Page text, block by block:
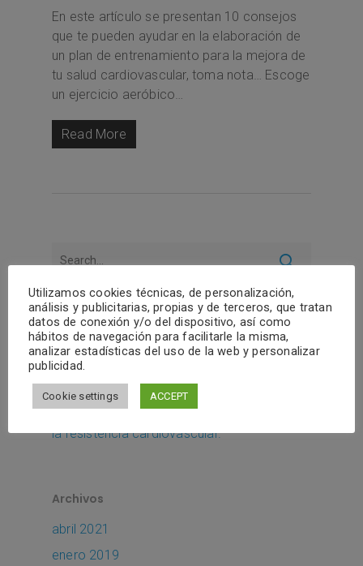
En este artículo se presentan 10 consejos
que te pueden ayudar en la elaboración de
un plan de entrenamiento para la mejora de
tu salud cardiovascular, toma nota… Escoge
un ejercicio aeróbico…
Read More
Entradas recientes
Por ti, por los tuyos, por Cardona, ¡di que sí!
Retomamos el Healthy Communities
El decálogo para un buen entrenamiento de
la resistencia cardiovascular.
Archivos
abril 2021
enero 2019
Utilizamos cookies técnicas, de personalización,
análisis y publicitarias, propias y de terceros, que tratan
datos de conexión y/o del dispositivo, así como
hábitos de navegación para facilitarle la misma,
analizar estadísticas del uso de la web y personalizar
publicidad.
Cookie settings ACCEPT